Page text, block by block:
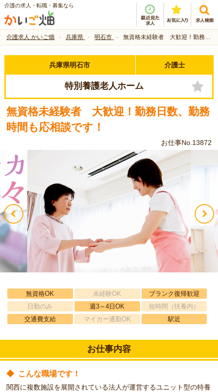
介護の求人・転職・募集なら
介護求人 かいご畑 兵庫県 明石市 無資格未経験者 大歓迎！勤務日数、勤務時間も応相談です！
兵庫県明石市 介護士
特別養護老人ホーム
無資格未経験者 大歓迎！勤務日数、勤務
時間も応相談です！
お仕事No.13872
無資格OK 未経験OK
ブランク復帰歓迎
日勤のみ
週3～4日OK
短時間（扶養内）
交通費支給
マイカー通勤OK 駅近
お仕事内容
◆ こんな職場です！
関西に複数施設を展開されている法人が運営するユニット型の特養